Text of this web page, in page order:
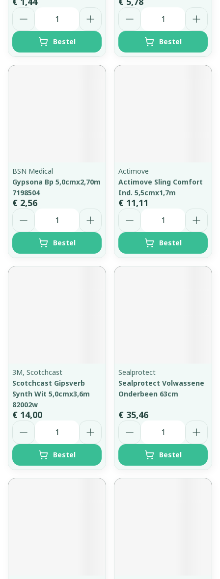
Aantal
Bestel
Aantal
Bestel
BSN Medical
Gypsona Bp 5,0cmx2,70m
7198504
€ 2,56
Aantal
Bestel
Actimove
Actimove Sling Comfort
Ind. 5,5cmx1,7m
€ 11,11
Aantal
Bestel
3M, Scotchcast
Scotchcast Gipsverb
Synth Wit 5,0cmx3,6m
82002w
€ 14,00
Aantal
Bestel
Sealprotect
Sealprotect Volwassene
Onderbeen 63cm
€ 35,46
Aantal
Bestel